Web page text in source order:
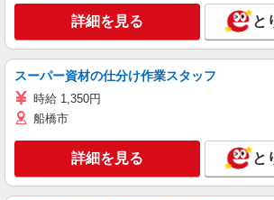
詳細を見る と
スーパー資材の仕分け作業スタッフ
時給 1,350円
船橋市
詳細を見る と